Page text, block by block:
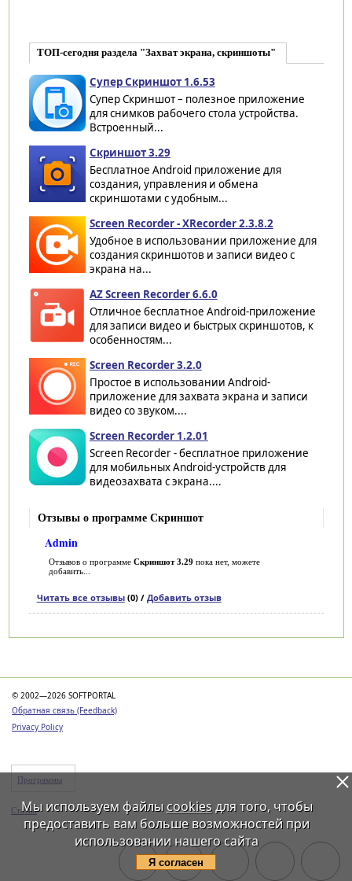
ТОП-сегодня раздела "Захват экрана, скриншоты"
Супер Скриншот 1.6.53
Супер Скриншот – полезное приложение
для снимков рабочего стола устройства.
Встроенный...
Скриншот 3.29
Бесплатное Android приложение для
создания, управления и обмена
скриншотами с удобным...
Screen Recorder - XRecorder 2.3.8.2
Удобное в использовании приложение для
создания скриншотов и записи видео с
экрана на...
AZ Screen Recorder 6.6.0
Отличное бесплатное Android-приложение
для записи видео и быстрых скриншотов, к
особенностям...
Screen Recorder 3.2.0
Простое в использовании Android-
приложение для захвата экрана и записи
видео со звуком....
Screen Recorder 1.2.01
Screen Recorder - бесплатное приложение
для мобильных Android-устройств для
видеозахвата с экрана....
Отзывы о программе Скриншот
Admin
Отзывов о программе Скриншот 3.29 пока нет, можете
добавить...
Читать все отзывы(0) / Добавить отзыв
© 2002—2026 SOFTPORTAL
Обратная связь (Feedback)
Privacy Policy
Программы
Статьи
Мы используем файлы cookiesдля того, чтобы
предоставить вам больше возможностей при
использовании нашего сайта